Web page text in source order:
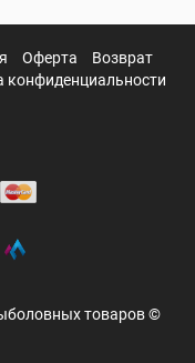
Оферта
Возврат
конфиденциальности
товаров ©